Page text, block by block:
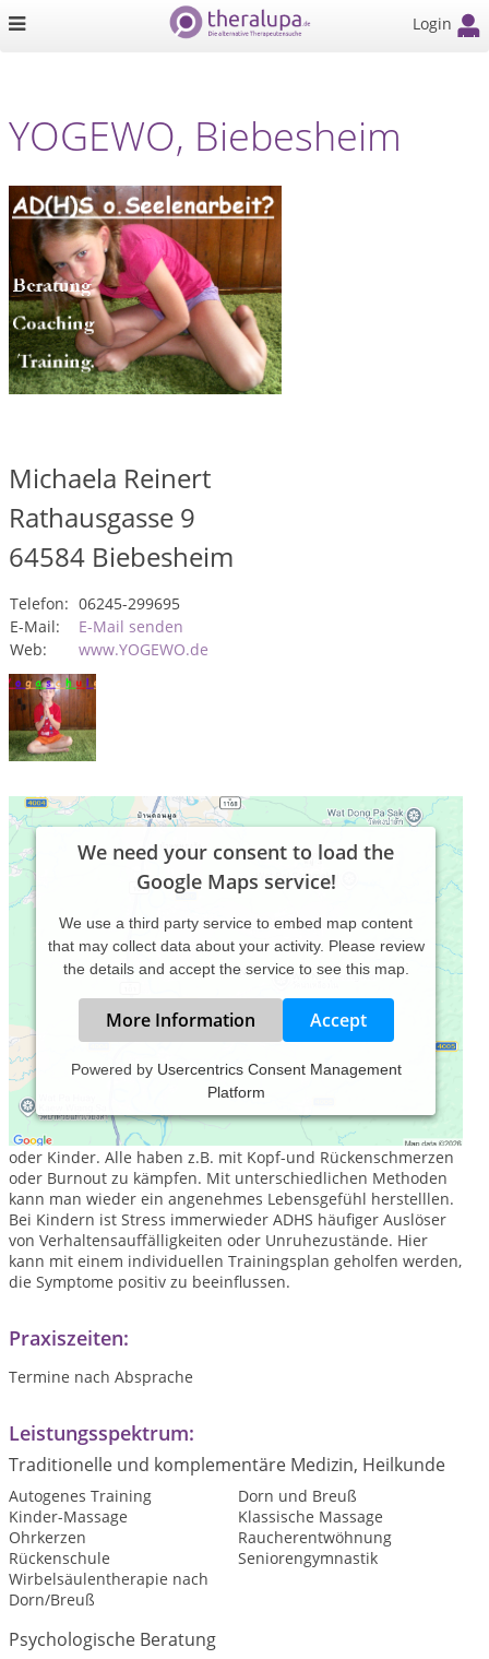
Login
YOGEWO, Biebesheim
Michaela Reinert
Rathausgasse 9
64584 Biebesheim
Telefon: 06245-299695
E-Mail:
E-Mail senden
Web:
www.YOGEWO.de
We need your consent to load the
Google Maps service!
We use a third party service to embed map content
that may collect data about your activity. Please review
the details and accept the service to see this map.
More Information Accept
Powered by Usercentrics Consent Management
Platform
Praxis und Yogaschule
Stress ist heute an der Tagesordnung. Topmanager, Hausfrau
oder Kinder. Alle haben z.B. mit Kopf-und Rückenschmerzen
oder Burnout zu kämpfen. Mit unterschiedlichen Methoden
kann man wieder ein angenehmes Lebensgefühl herstelllen.
Bei Kindern ist Stress immerwieder ADHS häufiger Auslöser
von Verhaltensauffälligkeiten oder Unruhezustände. Hier
kann mit einem individuellen Trainingsplan geholfen werden,
die Symptome positiv zu beeinflussen.
Praxiszeiten:
Termine nach Absprache
Leistungsspektrum:
Traditionelle und komplementäre Medizin, Heilkunde
Autogenes Training
Dorn und Breuß
Kinder-Massage
Klassische Massage
Ohrkerzen
Raucherentwöhnung
Rückenschule
Seniorengymnastik
Wirbelsäulentherapie nach
Dorn/Breuß
Psychologische Beratung